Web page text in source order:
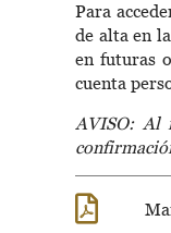
Para
de alta en la
en futuras
cuenta
AVISO: Al